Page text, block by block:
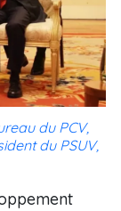
du PCV,
du PSUV,